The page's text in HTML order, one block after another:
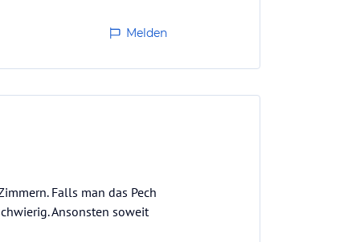
Melden
Falls man das Pech
Ansonsten soweit